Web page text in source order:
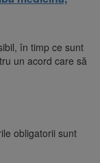
în timp ce sunt
un acord care să
obligatorii sunt